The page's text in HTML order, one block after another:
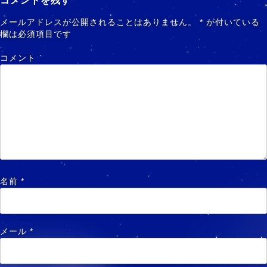
メールアドレスが公開されることはありません。 * が付いている
欄は必須項目です
コメント
名前 *
メール *